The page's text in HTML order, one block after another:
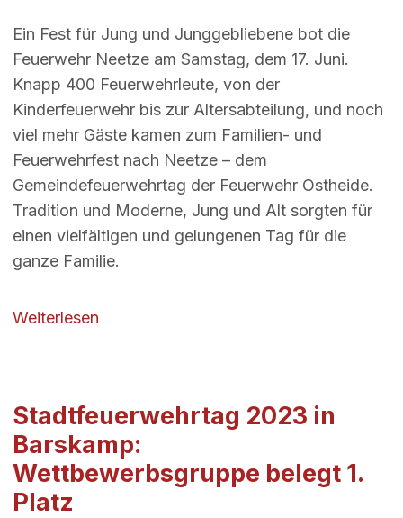
Ein Fest für Jung und Junggebliebene bot die
Feuerwehr Neetze am Samstag, dem 17. Juni.
Knapp 400 Feuerwehrleute, von der
Kinderfeuerwehr bis zur Altersabteilung, und noch
viel mehr Gäste kamen zum Familien- und
Feuerwehrfest nach Neetze – dem
Gemeindefeuerwehrtag der Feuerwehr Ostheide.
Tradition und Moderne, Jung und Alt sorgten für
einen vielfältigen und gelungenen Tag für die
ganze Familie.
Weiterlesenüber Ein Fest für die Familie –
Stadtfeuerwehrtag 2023 in
Barskamp:
Wettbewerbsgruppe belegt 1.
Platz